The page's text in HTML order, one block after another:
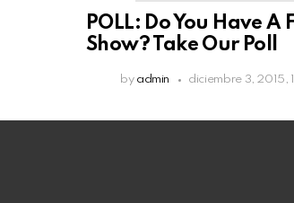
POLL: Do You Have A
Show? Take Our Poll
by admin diciembre 3, 2015,